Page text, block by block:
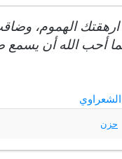
ارهقتك الهموم،
أحب الله أن يسمع
حزن